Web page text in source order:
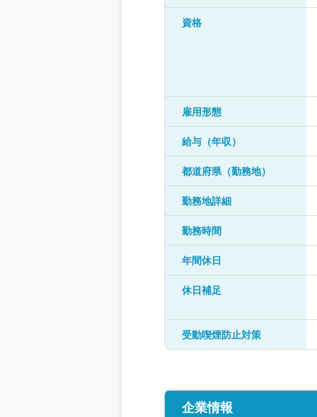
資格
雇用形態
給与（年収）
都道府県（勤務地）
勤務地詳細
勤務時間
年間休日
休日補足
受動喫煙防止対策
企業情報